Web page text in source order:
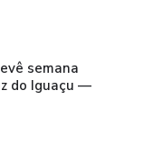
semana
do Iguaçu —